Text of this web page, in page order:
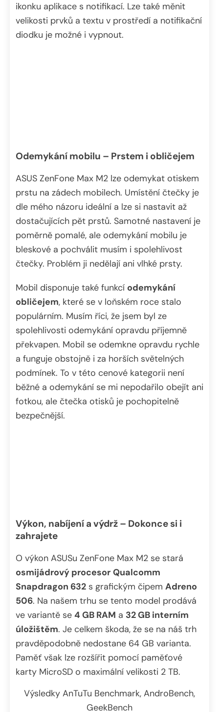
ikonku aplikace s notifikací. Lze také měnit
velikosti prvků a textu v prostředí a notifikační
diodku je možné i vypnout.
Odemykání mobilu – Prstem i obličejem
ASUS ZenFone Max M2 lze odemykat otiskem
prstu na zádech mobilech. Umístění čtečky je
dle mého názoru ideální a lze si nastavit až
dostačujících pět prstů. Samotné nastavení je
poměrně pomalé, ale odemykání mobilu je
bleskové a pochválit musím i spolehlivost
čtečky. Problém ji nedělají ani vlhké prsty.
Mobil disponuje také funkcí odemykání
obličejem, které se v loňském roce stalo
populárním. Musím říci, že jsem byl ze
spolehlivosti odemykání opravdu příjemně
překvapen. Mobil se odemkne opravdu rychle
a funguje obstojně i za horších světelných
podmínek. To v této cenové kategorii není
běžné a odemykání se mi nepodařilo obejít ani
fotkou, ale čtečka otisků je pochopitelně
bezpečnější.
Výkon, nabíjení a výdrž – Dokonce si i
zahrajete
O výkon ASUSu ZenFone Max M2 se stará
osmijádrový procesor Qualcomm
Snapdragon 632 s grafickým čipem Adreno
506. Na našem trhu se tento model prodává
ve variantě se 4 GB RAM a 32 GB interním
úložištěm. Je celkem škoda, že se na náš trh
pravděpodobně nedostane 64 GB varianta.
Paměť však lze rozšířit pomocí paměťové
karty MicroSD o maximální velikosti 2 TB.
Výsledky AnTuTu Benchmark, AndroBench,
GeekBench